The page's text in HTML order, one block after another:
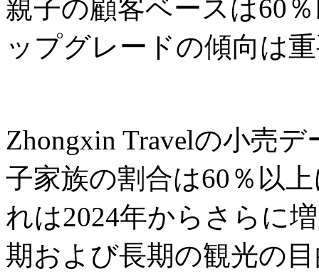
親子の顧客ベースは60
ップグレードの傾向は
Zhongxin Travelの小売
子家族の割合は60％以
れは2024年からさらに
期および長期の観光の